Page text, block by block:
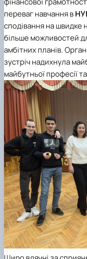
переваг навчання в
сподівання на швидке
більше можливостей
амбітних планів.
зустріч надихнула
майбутньої професії